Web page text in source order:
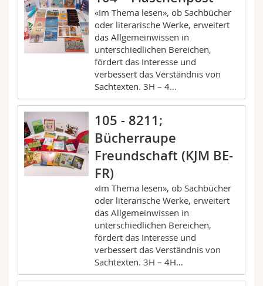
«Im Thema lesen», ob Sachbücher
oder literarische Werke, erweitert
das Allgemeinwissen in
unterschiedlichen Bereichen,
fördert das Interesse und
verbessert das Verständnis von
Sachtexten. 3H – 4…
105 - 8211;
Bücherraupe
Freundschaft (KJM BE-
FR)
«Im Thema lesen», ob Sachbücher
oder literarische Werke, erweitert
das Allgemeinwissen in
unterschiedlichen Bereichen,
fördert das Interesse und
verbessert das Verständnis von
Sachtexten. 3H – 4H…